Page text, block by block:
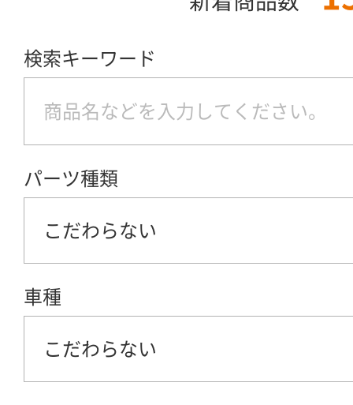
検索キーワード
パーツ種類
こだわらない
車種
こだわらない